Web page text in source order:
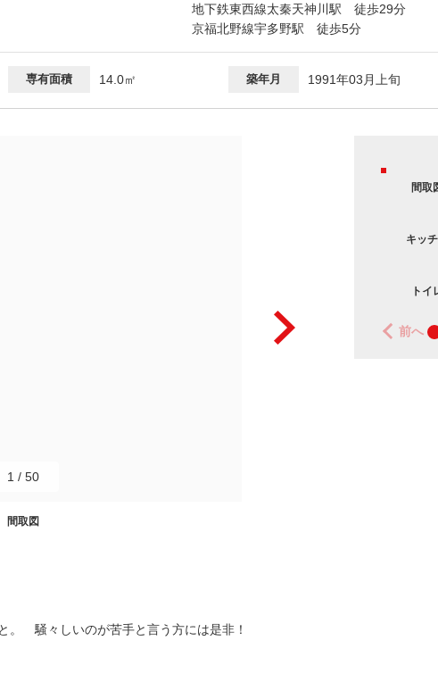
地下鉄東西線太秦天神川駅 徒歩29分
京福北野線宇多野駅 徒歩5分
専有面積 14.0㎡ 築年月 1991年03月上旬
間取図
1 / 50
間取
キッ
トイ
前へ
。 騒々しいのが苦手と言う方には是非！